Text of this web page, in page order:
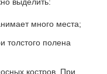
много места;
толстого полена
костров. При